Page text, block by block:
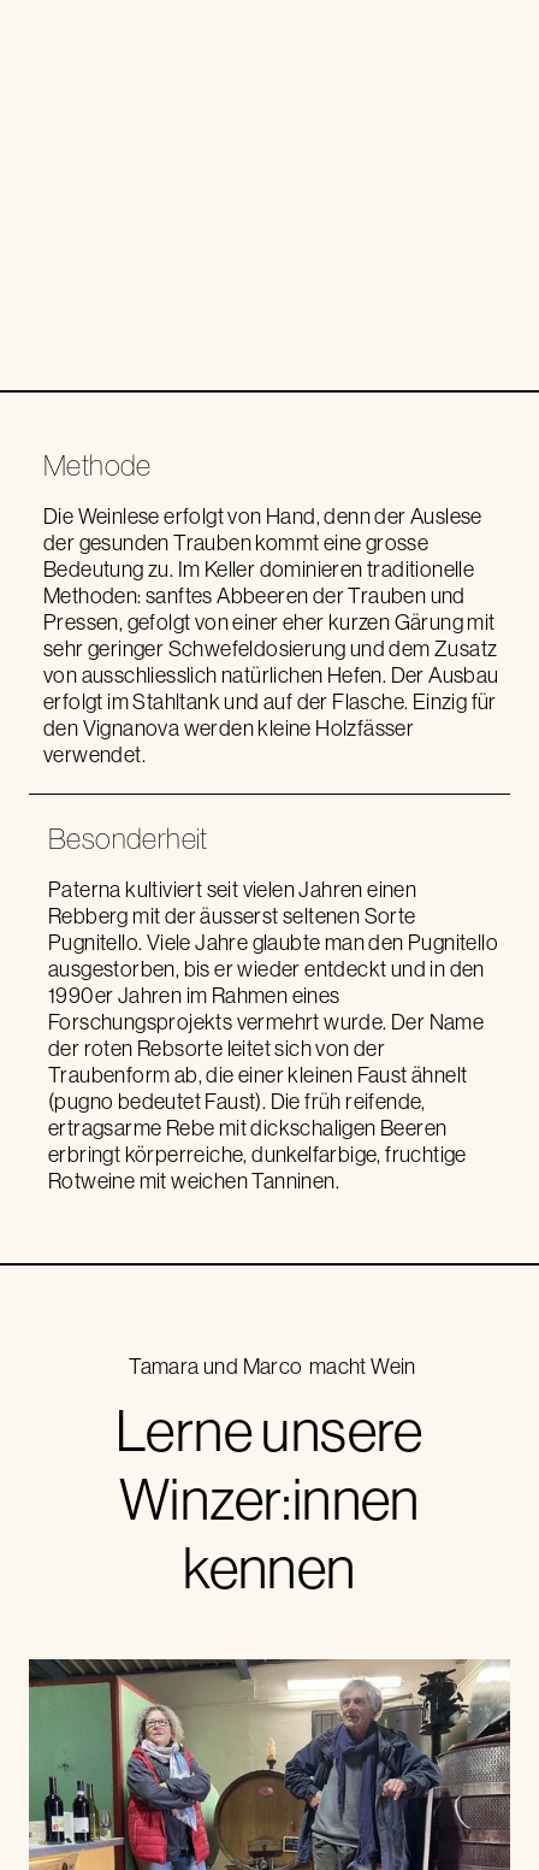
Methode
Die Weinlese erfolgt von Hand, denn der Auslese
der gesunden Trauben kommt eine grosse
Bedeutung zu. Im Keller dominieren traditionelle
Methoden: sanftes Abbeeren der Trauben und
Pressen, gefolgt von einer eher kurzen Gärung mit
sehr geringer Schwefeldosierung und dem Zusatz
von ausschliesslich natürlichen Hefen. Der Ausbau
erfolgt im Stahltank und auf der Flasche. Einzig für
den Vignanova werden kleine Holzfässer
verwendet.
Besonderheit
Paterna kultiviert seit vielen Jahren einen
Rebberg mit der äusserst seltenen Sorte
Pugnitello. Viele Jahre glaubte man den Pugnitello
ausgestorben, bis er wieder entdeckt und in den
1990er Jahren im Rahmen eines
Forschungsprojekts vermehrt wurde. Der Name
der roten Rebsorte leitet sich von der
Traubenform ab, die einer kleinen Faust ähnelt
(pugno bedeutet Faust). Die früh reifende,
ertragsarme Rebe mit dickschaligen Beeren
erbringt körperreiche, dunkelfarbige, fruchtige
Rotweine mit weichen Tanninen.
Tamara und Marco macht Wein
Lerne unsere
Winzer:innen
kennen